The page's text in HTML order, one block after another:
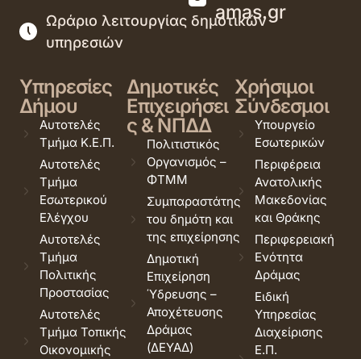
amas.gr
Ωράριο λειτουργίας δημοτικών
υπηρεσιών
Υπηρεσίες
Δήμου
Αυτοτελές
Τμήμα Κ.Ε.Π.
Αυτοτελές
Τμήμα
Εσωτερικού
Ελέγχου
Αυτοτελές
Τμήμα
Πολιτικής
Προστασίας
Αυτοτελές
Τμήμα Τοπικής
Οικονομικής
Δημοτικές
Επιχειρήσει
ς & ΝΠΔΔ
Πολιτιστικός
Οργανισμός –
ΦΤΜΜ
Συμπαραστάτης
του δημότη και
της επιχείρησης
Δημοτική
Επιχείρηση
Ύδρευσης –
Αποχέτευσης
Δράμας
(ΔΕΥΑΔ)
Χρήσιμοι
Σύνδεσμοι
Υπουργείο
Εσωτερικών
Περιφέρεια
Ανατολικής
Μακεδονίας
και Θράκης
Περιφερειακή
Ενότητα
Δράμας
Ειδική
Υπηρεσίας
Διαχείρισης
Ε.Π.